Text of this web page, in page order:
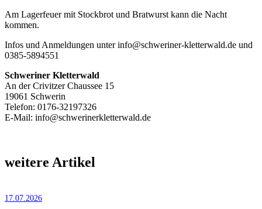
Am Lagerfeuer mit Stockbrot und Bratwurst kann die Nacht
kommen.
Infos und Anmeldungen unter info@schweriner-kletterwald.de und
0385-5894551
Schweriner Kletterwald
An der Crivitzer Chaussee 15
19061 Schwerin
Telefon: 0176-32197326
E-Mail: info@schwerinerkletterwald.de
weitere Artikel
17.07.2026